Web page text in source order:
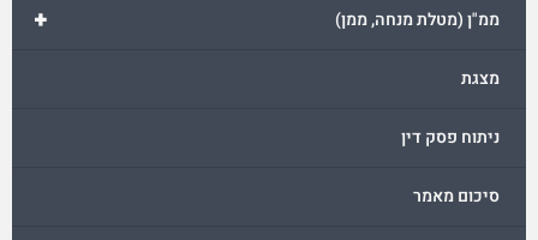
+ ממ"ן (מטלת מנחה, ממן)
מצגת
ניתוח פסק דין
סיכום מאמר